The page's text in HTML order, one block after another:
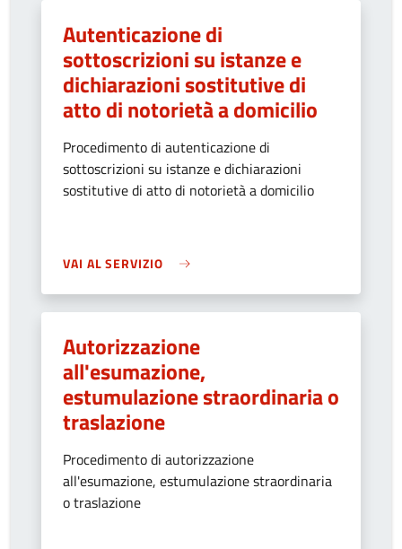
Autenticazione di
sottoscrizioni su istanze e
dichiarazioni sostitutive di
atto di notorietà a domicilio
Procedimento di autenticazione di
sottoscrizioni su istanze e dichiarazioni
sostitutive di atto di notorietà a domicilio
VAI AL SERVIZIO
Autorizzazione
all'esumazione,
estumulazione straordinaria o
traslazione
Procedimento di autorizzazione
all'esumazione, estumulazione straordinaria
o traslazione